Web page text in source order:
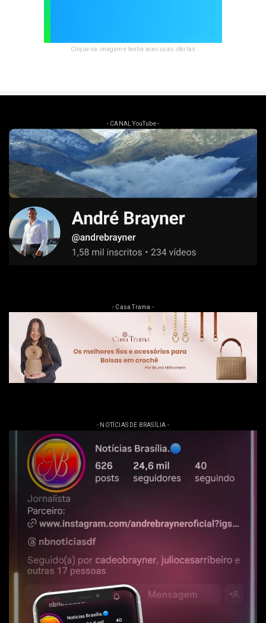
Clique na imagem e tenha acesso as ofertas
- CANAL YouTube -
- Casa Trama -
- NOTÍCIAS DE BRASÍLIA -